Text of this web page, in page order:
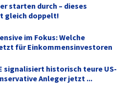
starten durch – dieses
gleich doppelt!
im Fokus: Welche
für Einkommensinvestoren
signalisiert historisch teure US-
Anleger jetzt ...